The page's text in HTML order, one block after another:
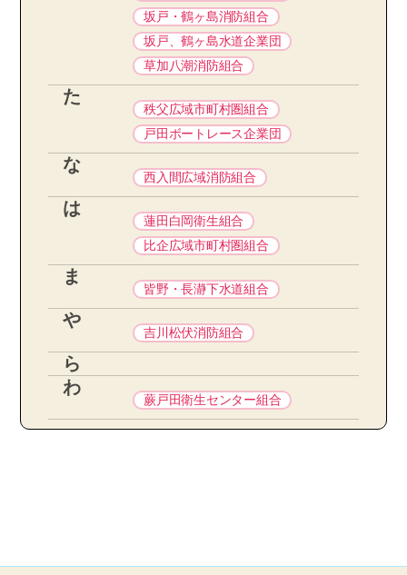
坂戸・鶴ヶ島消防組合
坂戸、鶴ヶ島水道企業団
草加八潮消防組合
た
秩父広域市町村圏組合
戸田ボートレース企業団
な
西入間広域消防組合
は
蓮田白岡衛生組合
比企広域市町村圏組合
ま
皆野・長瀞下水道組合
や
吉川松伏消防組合
ら
わ
蕨戸田衛生センター組合